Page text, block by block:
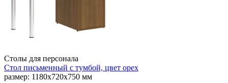
Столы для персонала
Стол письменный с тумбой, цвет орех
размер: 1180х720х750 мм